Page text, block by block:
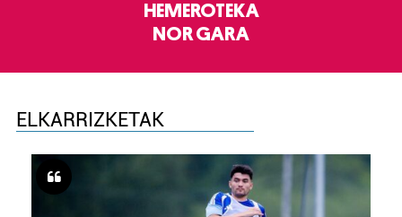
HEMEROTEKA
NOR GARA
ELKARRIZKETAK